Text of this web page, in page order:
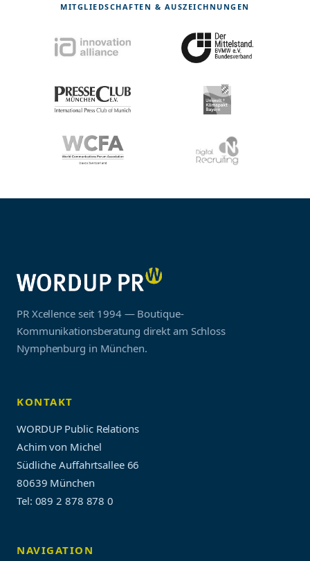
MITGLIEDSCHAFTEN & AUSZEICHNUNGEN
PR Xcellence seit 1994 — Boutique-
Kommunikationsberatung direkt am Schloss
Nymphenburg in München.
KONTAKT
WORDUP Public Relations
Achim von Michel
Südliche Auffahrtsallee 66
80639 München
Tel: 089 2 878 878 0
NAVIGATION